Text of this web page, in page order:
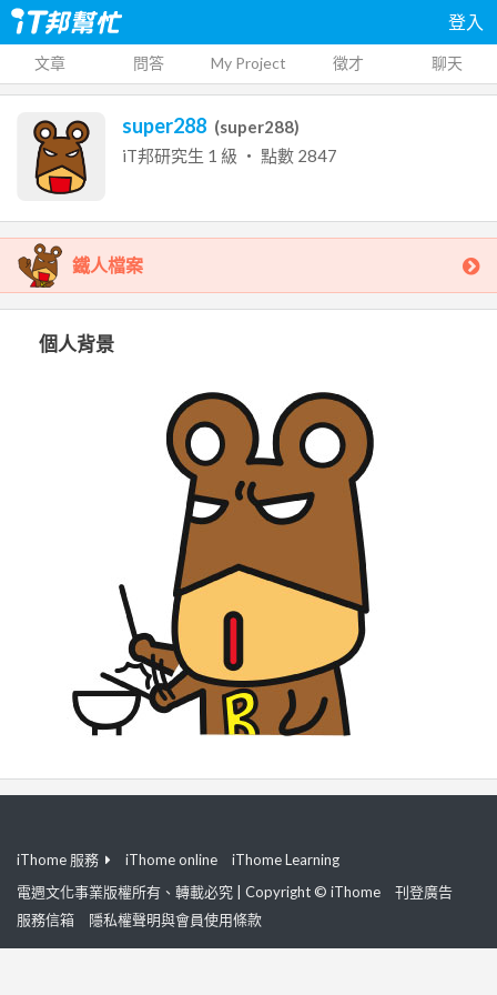
登入
文章 問答 My Project 徵才 聊天
super288 (super288)
iT邦研究生 1 級 ‧ 點數 2847
鐵人檔案
個人背景
iThome 服務 iThome online
iThome Learning
電週文化事業版權所有、轉載必究 | Copyright © iThome
刊登廣告
服務信箱
隱私權聲明與會員使用條款